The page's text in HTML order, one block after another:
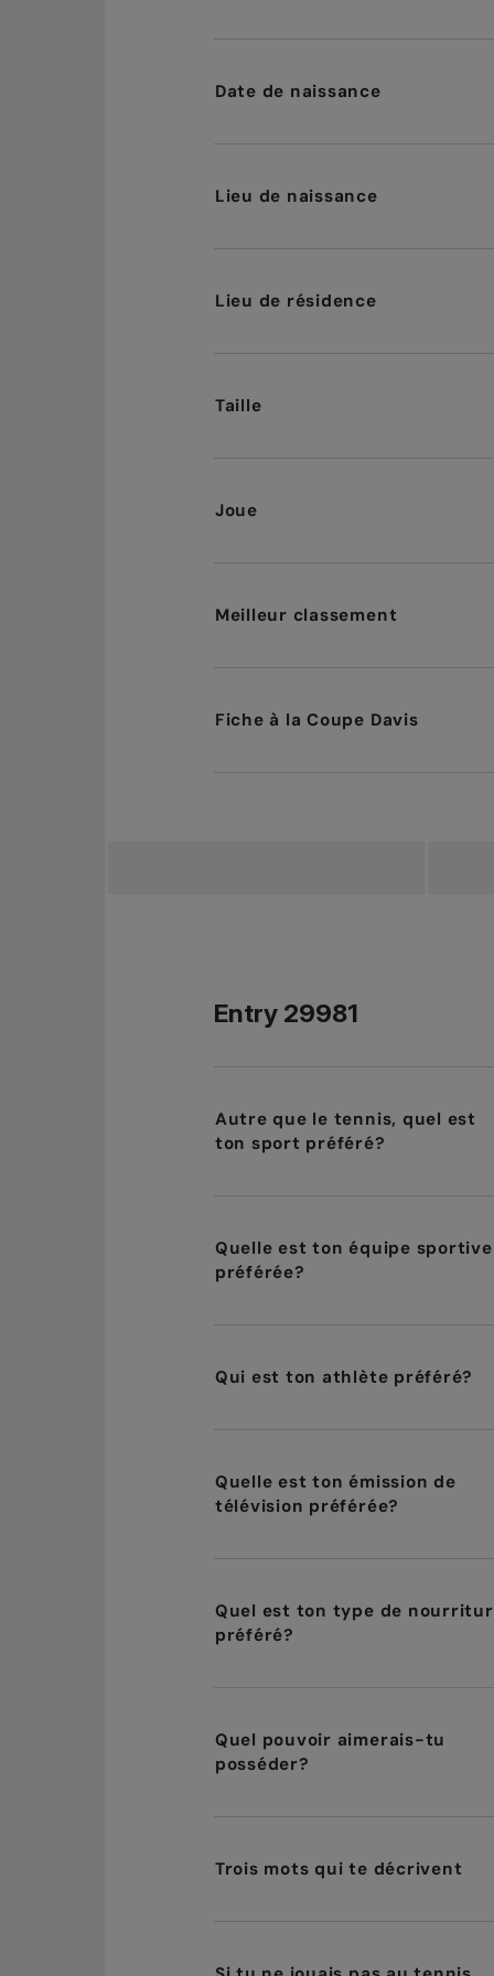
Date de naissance
Lieu de naissance
Lieu de résidence
Taille
Joue
Meilleur classement
Fiche à la Coupe Davis
Entry 29981
Autre que le tennis, quel est
ton sport préféré?
Quelle est ton équipe sportive
préférée?
Qui est ton athlète préféré?
Quelle est ton émission de
télévision préférée?
Quel est ton type de
préféré?
Quel pouvoir aimerais-tu
posséder?
Trois mots qui te décrivent